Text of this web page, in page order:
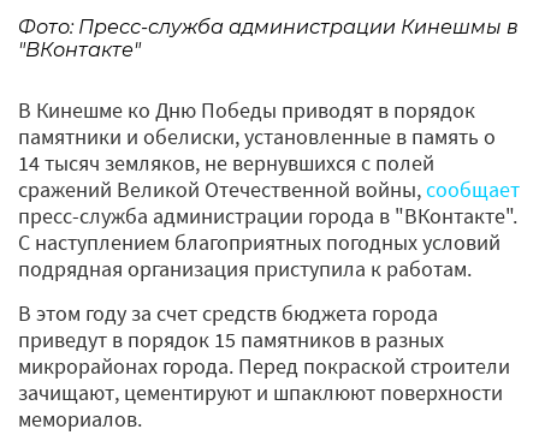
Фото: Пресс-служба администрации Кинешмы в
"ВКонтакте"
В Кинешме ко Дню Победы приводят в порядок
памятники и обелиски, установленные в память о
14 тысяч земляков, не вернувшихся с полей
сражений Великой Отечественной войны,сообщает
пресс-служба администрации города в "ВКонтакте".
С наступлением благоприятных погодных условий
подрядная организация приступила к работам.
В этом году за счет средств бюджета города
приведут в порядок 15 памятников в разных
микрорайонах города. Перед покраской строители
зачищают, цементируют и шпаклюют поверхности
мемориалов.